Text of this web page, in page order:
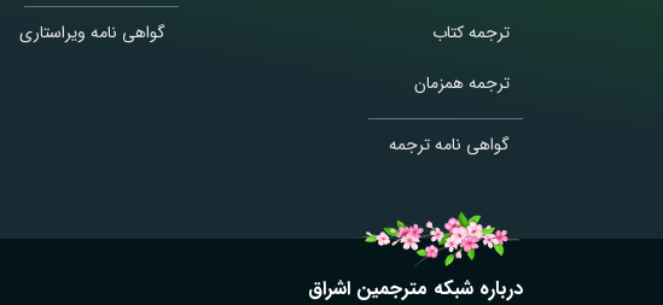
ترجمه کتاب
ترجمه همزمان
گواهی نامه ترجمه
گواهی نامه ویراستاری
درباره شبکه مترجمین اشراق